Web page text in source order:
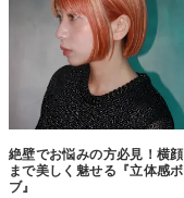
絶壁でお悩みの方必見！横顔
まで美しく魅せる『立体感ボ
ブ』